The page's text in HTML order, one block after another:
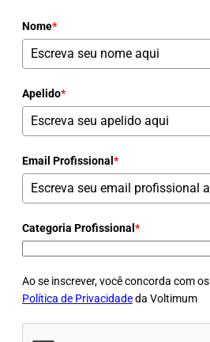
Nome*
Apelido*
Email Profissional *
Categoria Profissional *
Ao se inscrever, você concorda com os
Política de Privacidadeda Voltimum